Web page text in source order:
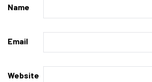
Name
Email
Website